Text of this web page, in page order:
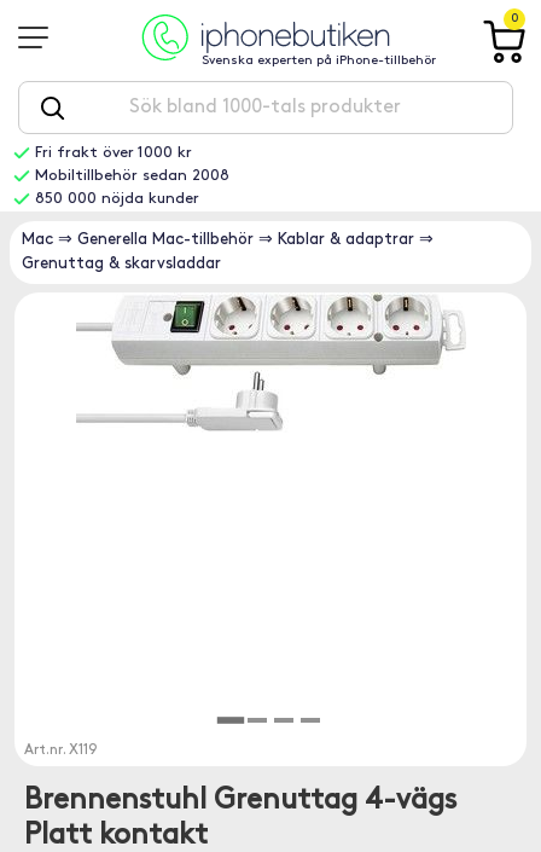
Svenska experten på iPhone-tillbehör
0
Fri frakt över 1000 kr
Mobiltillbehör sedan 2008
850 000 nöjda kunder
Mac ⇒ Generella Mac-tillbehör ⇒ Kablar & adaptrar ⇒
Grenuttag & skarvsladdar
Art.nr. X119
Brennenstuhl Grenuttag 4-vägs
Platt kontakt